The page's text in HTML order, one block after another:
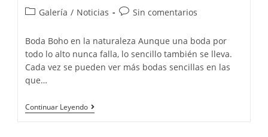
Galería / Noticias Sin comentarios
Boda Boho en la naturaleza Aunque una boda por
todo lo alto nunca falla, lo sencillo también se lleva.
Cada vez se pueden ver más bodas sencillas en las
que…
Continuar Leyendo